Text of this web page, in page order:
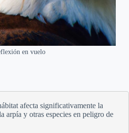
en vuelo
afecta significativamente la
arpía y otras especies en peligro de